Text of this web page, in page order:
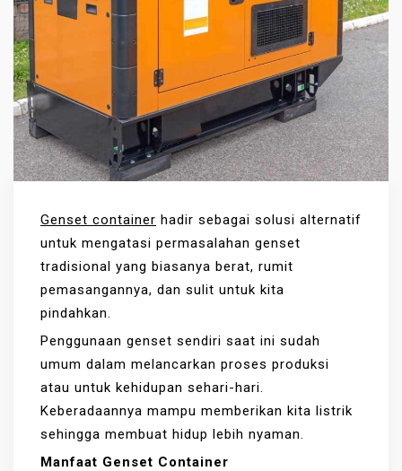
Genset container hadir sebagai solusi alternatif
untuk mengatasi permasalahan genset
tradisional yang biasanya berat, rumit
pemasangannya, dan sulit untuk kita
pindahkan.
Penggunaan genset sendiri saat ini sudah
umum dalam melancarkan proses produksi
atau untuk kehidupan sehari-hari.
Keberadaannya mampu memberikan kita listrik
sehingga membuat hidup lebih nyaman.
Manfaat Genset Container